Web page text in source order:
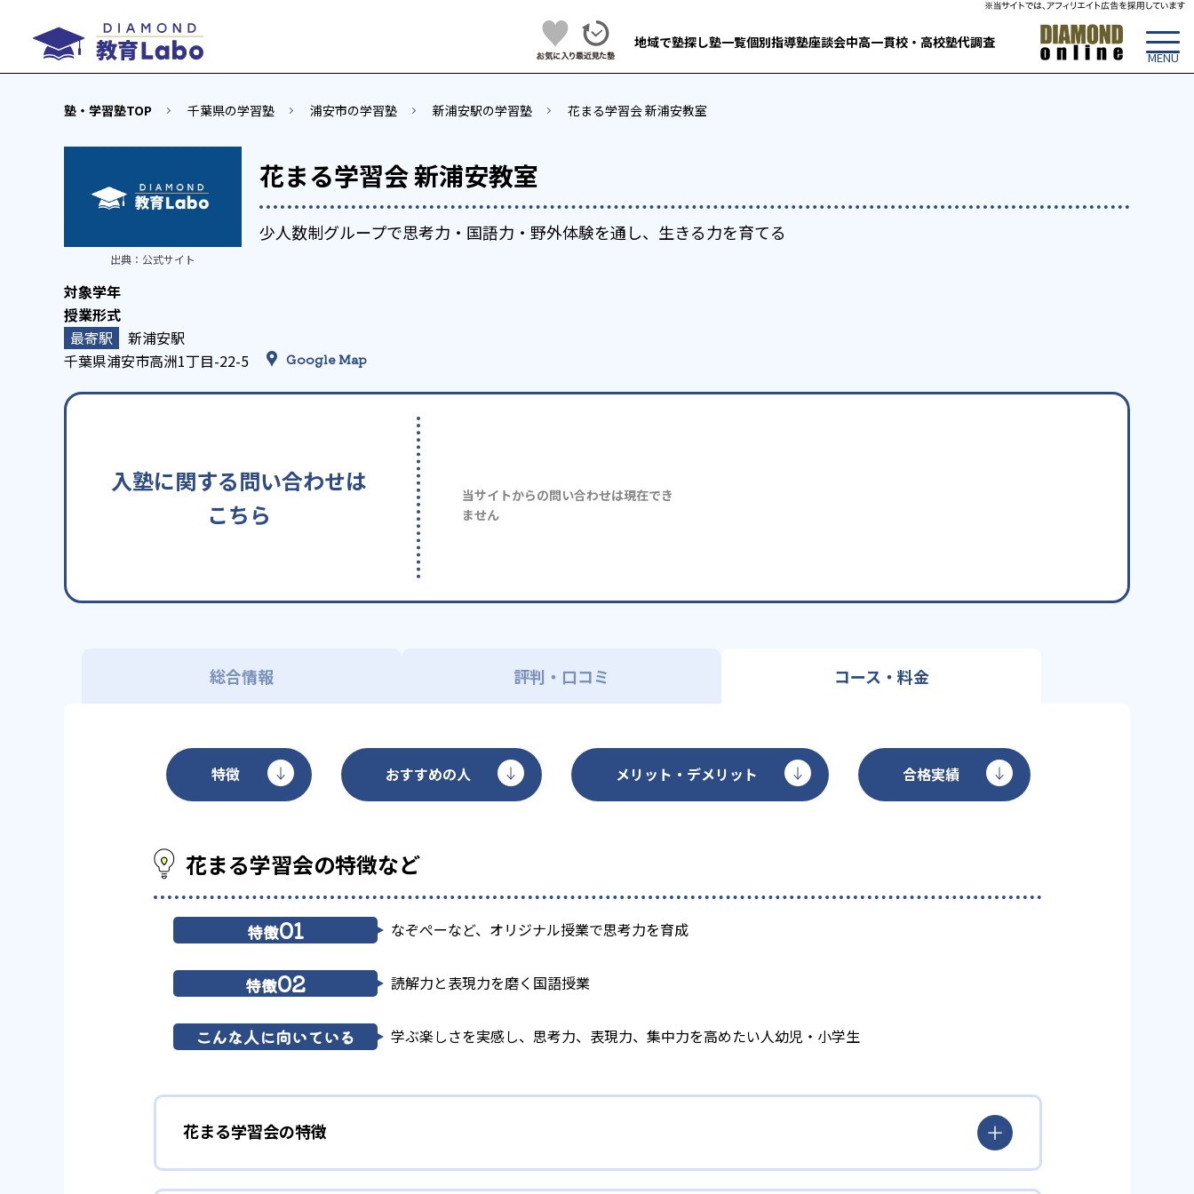
地域で塾探し塾一覧個別指導塾座談会中高一貫校・高校塾代調査
塾・学習塾TOP 千葉県の学習塾 浦安市の学習塾 新浦安駅の学習塾 花まる学習会 新浦安教室
花まる学習会 新浦安教室
少人数制グループで思考力・国語力・野外体験を通し、生きる力を育てる
出典： 公式サイト
新浦安駅
千葉県浦安市高洲1丁目-22-5
Google Map
入塾に関する問い合わせは
こちら
当サイトからの問い合わせは現在でき
ません
総合情報 評判・口コミ コース・料金
特徴 おすすめの人 メリット・デメリット 合格実績
花まる学習会の特徴など
特徴01 なぞぺーなど、オリジナル授業で思考力を育成
特徴02 読解力と表現力を磨く国語授業
こんな人に向いている 学ぶ楽しさを実感し、思考力、表現力、集中力を高めたい人幼児・小学生
花まる学習会の特徴
1 算数脳で思考力を鍛える